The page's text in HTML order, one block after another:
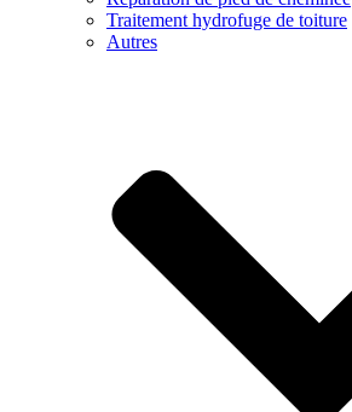
Traitement hydrofuge de toiture
Autres